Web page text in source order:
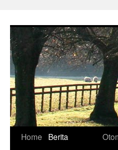
Home
Berita